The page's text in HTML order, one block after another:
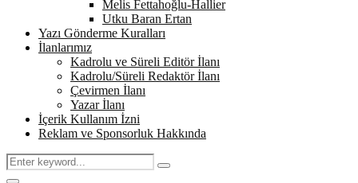
Melis Fettahoğlu-Hallier
Utku Baran Ertan
Yazı Gönderme Kuralları
İlanlarımız
Kadrolu ve Süreli Editör İlanı
Kadrolu/Süreli Redaktör İlanı
Çevirmen İlanı
Yazar İlanı
İçerik Kullanım İzni
Reklam ve Sponsorluk Hakkında
Search
for:
Search